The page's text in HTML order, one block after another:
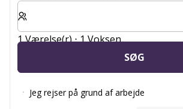
Vælg antal værelser og gæster til dit
1 Værelse(r) ⋅ 1 Voksen
SØG
Jeg rejser på grund af arbejde